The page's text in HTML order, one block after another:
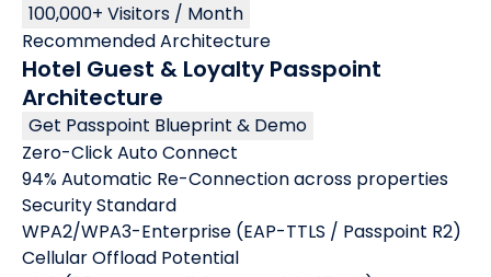
100,000+ Visitors / Month
Recommended Architecture
Hotel Guest & Loyalty Passpoint
Architecture
Get Passpoint Blueprint & Demo
Zero-Click Auto Connect
94% Automatic Re-Connection across properties
Security Standard
WPA2/WPA3-Enterprise (EAP-TTLS / Passpoint R2)
Cellular Offload Potential